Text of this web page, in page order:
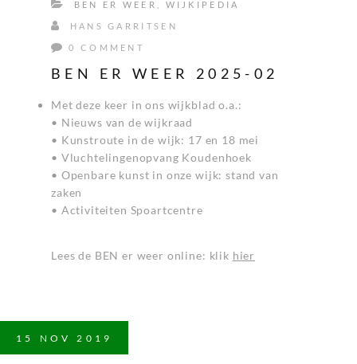
BEN ER WEER WIJKIPEDIA
HANS GARRITSEN
0 COMMENT
BEN ER WEER 2025-02
Met deze keer in ons wijkblad o.a.:
• Nieuws van de wijkraad
• Kunstroute in de wijk: 17 en 18 mei
• Vluchtelingenopvang Koudenhoek
• Openbare kunst in onze wijk: stand van
zaken
• Activiteiten Spoartcentre
Lees de BEN er weer online: klik hier
15 NOV 2019